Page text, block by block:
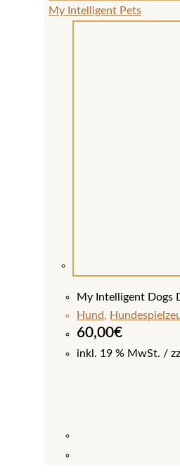
My Intelligent Pets
My Intelligent Dogs
Hund,
60,00€
inkl. 19 % MwSt.